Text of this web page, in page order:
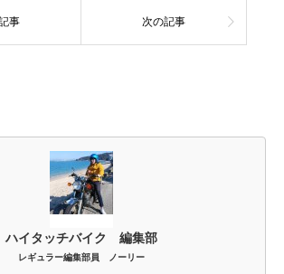
事 次の記事
ハイタッチバイク 編集部
レギュラー編集部員 ノーリー